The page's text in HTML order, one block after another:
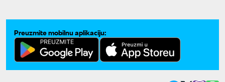
Preuzmite mobilnu aplikaciju: